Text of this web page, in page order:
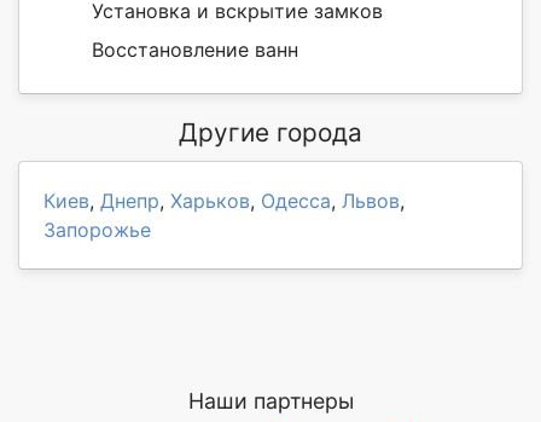
Установка и вскрытие замков
Восстановление ванн
Другие города
Киев, Днепр, Харьков, Одесса, Львов,
Запорожье
Наши партнеры